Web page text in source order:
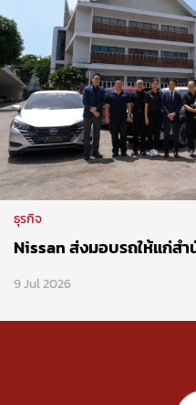
ธุรกิจ
Nissan ส่งมอบรถให้แก่ส
9 Jul 2026